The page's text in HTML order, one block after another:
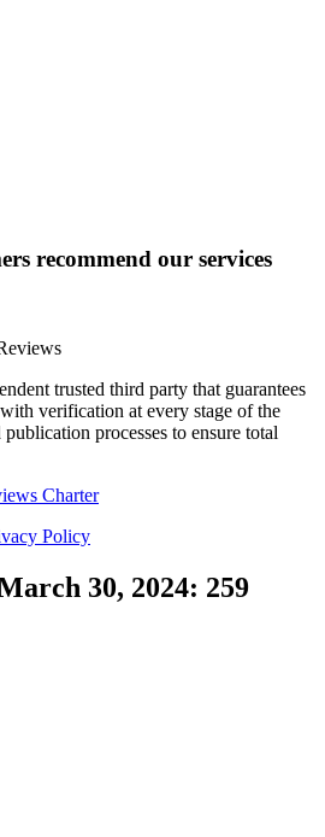
recommend our services
trusted third party that guarantees
verification at every stage of the
processes to ensure total
Charter
Policy
30, 2024: 259